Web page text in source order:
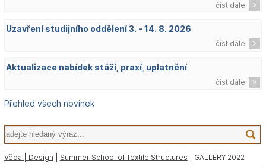
číst dále
Uzavření studijního oddělení 3. - 14. 8. 2026
číst dále
Aktualizace nabídek stáží, praxí, uplatnění
číst dále
Přehled všech novinek
Věda | Design Summer School of Textile Structures | GALLERY 2022